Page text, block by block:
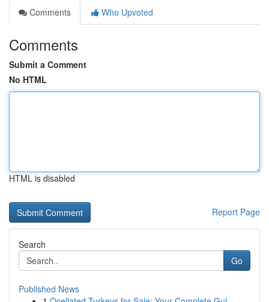
Comments
Who Upvoted
Comments
Submit a Comment
No HTML
HTML is disabled
Report Page
Search
Go
Published News